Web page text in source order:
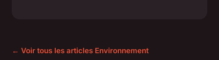
← Voir tous les articles Environnement